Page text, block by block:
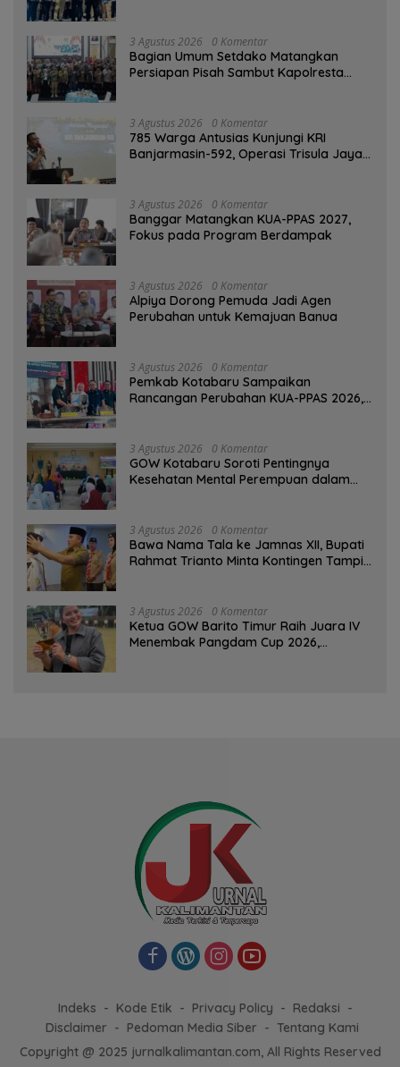
3 Agustus 2026 0 Komentar
Bagian Umum Setdako Matangkan
Persiapan Pisah Sambut Kapolresta
3 Agustus 2026 0 Komentar
785 Warga Antusias Kunjungi KRI
Banjarmasin-592, Operasi Trisula Jaya
3 Agustus 2026 0 Komentar
‎Banggar Matangkan KUA-PPAS 2027,
Fokus pada Program Berdampak
3 Agustus 2026 0 Komentar
‎Alpiya Dorong Pemuda Jadi Agen
Perubahan untuk Kemajuan Banua ‎
3 Agustus 2026 0 Komentar
Pemkab Kotabaru Sampaikan
Rancangan Perubahan KUA-PPAS 2026,
3 Agustus 2026 0 Komentar
GOW Kotabaru Soroti Pentingnya
Kesehatan Mental Perempuan dalam
3 Agustus 2026 0 Komentar
Bawa Nama Tala ke Jamnas XII, Bupati
Rahmat Trianto Minta Kontingen Tampil
3 Agustus 2026 0 Komentar
Ketua GOW Barito Timur Raih Juara IV
Menembak Pangdam Cup 2026,
Indeks Kode Etik Privacy Policy
Redaksi
Disclaimer
Pedoman Media Siber
Tentang Kami
Copyright @ 2025 jurnalkalimantan.com, All Rights Reserved